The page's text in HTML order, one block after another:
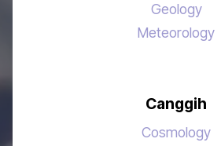
Geology
Meteorology
Canggih
Cosmology